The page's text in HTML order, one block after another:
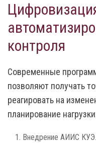
контроля
Современные
позволяют получать
реагировать на
планирование
Внедрение АИИС